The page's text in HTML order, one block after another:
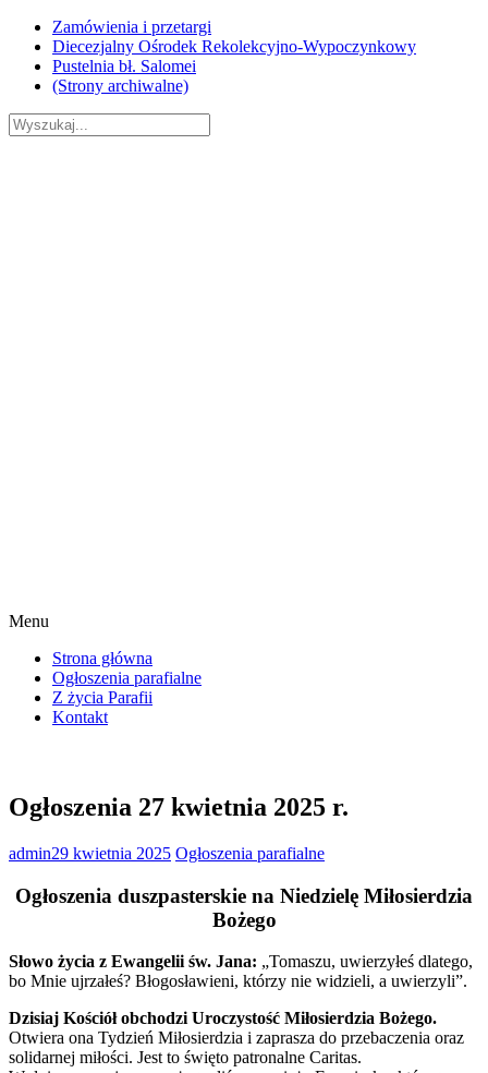
Skip
content
Zamówienia i przetargi
Diecezjalny Ośrodek Rekolekcyjno-Wypoczynkowy
Pustelnia bł. Salomei
(Strony archiwalne)
Menu
Strona główna
Ogłoszenia parafialne
Z życia Parafii
Kontakt
Ogłoszenia 27 kwietnia 2025 r.
admin29 kwietnia 2025 Ogłoszenia parafialne
Ogłoszenia duszpasterskie na Niedzielę Miłosierdzia
Bożego
Słowo życia z Ewangelii św. Jana: „Tomaszu, uwierzyłeś dlatego,
bo Mnie ujrzałeś? Błogosławieni, którzy nie widzieli, a uwierzyli”.
Dzisiaj Kościół obchodzi Uroczystość Miłosierdzia Bożego.
Otwiera ona Tydzień Miłosierdzia i zaprasza do przebaczenia oraz
solidarnej miłości. Jest to święto patronalne Caritas.